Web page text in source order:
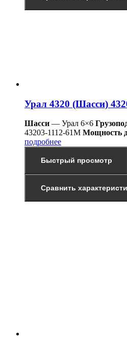
Урал 4320 (Шасси)
Шасси — Урал 6×6
43203-1112-61М Мощность
подробнее
Быстрый просмотр
Сравнить